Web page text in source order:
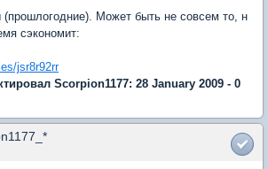
Может быть не совсем то, н
сэкономит:
jsr8r92rr
Scorpion1177: 28 January 2009 - 0